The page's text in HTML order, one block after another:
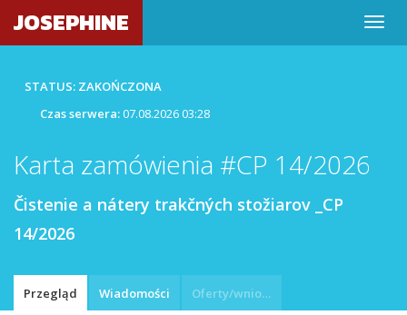
JOSEPHINE
STATUS: ZAKOŃCZONA
Czas serwera:07.08.2026 03:28
Karta zamówienia #CP 14/2026
Čistenie a nátery trakčných stožiarov _CP
14/2026
Przegląd Wiadomości Oferty/wnioski